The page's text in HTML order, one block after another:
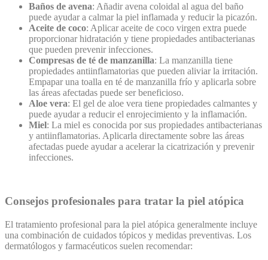
Baños de avena: Añadir avena coloidal al agua del baño
puede ayudar a calmar la piel inflamada y reducir la picazón.
Aceite de coco: Aplicar aceite de coco virgen extra puede
proporcionar hidratación y tiene propiedades antibacterianas
que pueden prevenir infecciones.
Compresas de té de manzanilla: La manzanilla tiene
propiedades antiinflamatorias que pueden aliviar la irritación.
Empapar una toalla en té de manzanilla frío y aplicarla sobre
las áreas afectadas puede ser beneficioso.
Aloe vera: El gel de aloe vera tiene propiedades calmantes y
puede ayudar a reducir el enrojecimiento y la inflamación.
Miel: La miel es conocida por sus propiedades antibacterianas
y antiinflamatorias. Aplicarla directamente sobre las áreas
afectadas puede ayudar a acelerar la cicatrización y prevenir
infecciones.
Consejos profesionales para tratar la piel atópica
El tratamiento profesional para la piel atópica generalmente incluye
una combinación de cuidados tópicos y medidas preventivas. Los
dermatólogos y farmacéuticos suelen recomendar: